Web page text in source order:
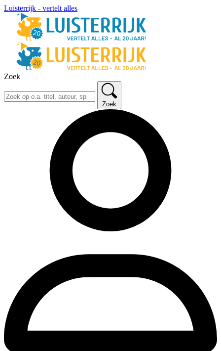
Luisterrijk - vertelt alles
Zoek
Zoek